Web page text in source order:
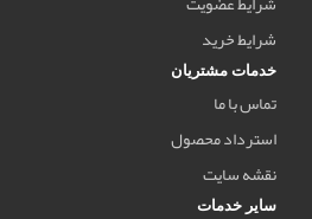
شرایط خرید
خدمات مشتریان
تماس با ما
استرداد محصول
نقشه سایت
سایر خدمات